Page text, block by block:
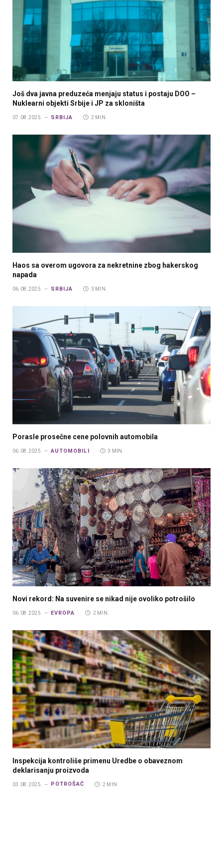
Još dva javna preduzeća menjaju status i postaju DOO –
Nuklearni objekti Srbije i JP za skloništa
07.08.2025. SRBIJA 2 MIN.
Haos sa overom ugovora za nekretnine zbog hakerskog
napada
06.08.2025. SRBIJA 3 MIN.
Porasle prosečne cene polovnih automobila
06.08.2025. AUTOMOBILI 3 MIN.
Novi rekord: Na suvenire se nikad nije ovoliko potrošilo
06.08.2025. EVROPA 2 MIN.
Inspekcija kontroliše primenu Uredbe o obaveznom
deklarisanju proizvoda
03.08.2025. POTROŠAČ 2 MIN.